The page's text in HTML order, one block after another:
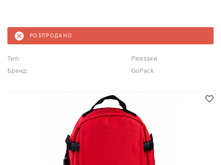
РОЗПРОДАНО
Тип:
Рюкзаки
Бренд:
GoPack